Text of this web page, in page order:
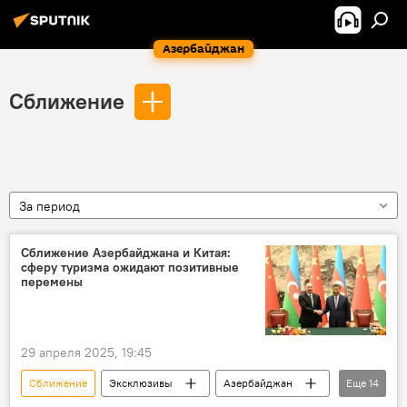
Азербайджан
Сближение
За период
Сближение Азербайджана и Китая:
сферу туризма ожидают позитивные
перемены
29 апреля 2025, 19:45
Сближение Эксклюзивы
Азербайджан
Еще 14